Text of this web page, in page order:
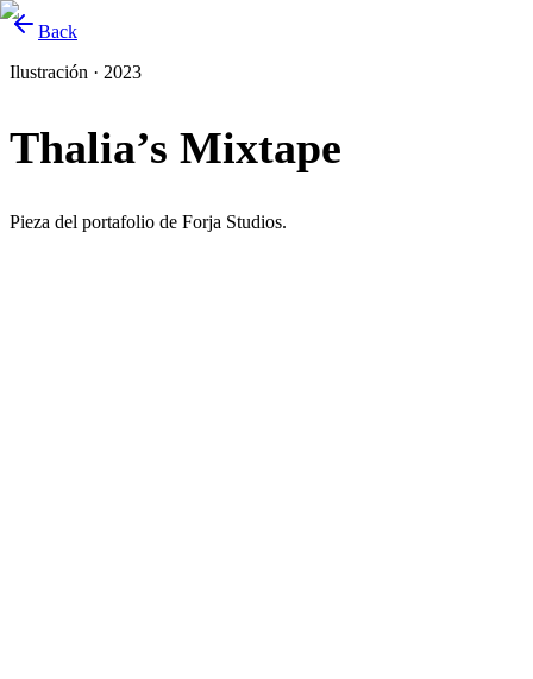
Back
Ilustración · 2023
Thalia’s Mixtape
Pieza del portafolio de Forja Studios.